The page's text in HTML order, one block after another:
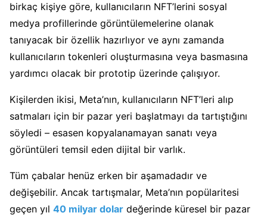
birkaç kişiye göre, kullanıcıların NFT’lerini sosyal
medya profillerinde görüntülemelerine olanak
tanıyacak bir özellik hazırlıyor ve aynı zamanda
kullanıcıların tokenleri oluşturmasına veya basmasına
yardımcı olacak bir prototip üzerinde çalışıyor.
Kişilerden ikisi, Meta’nın, kullanıcıların NFT’leri alıp
satmaları için bir pazar yeri başlatmayı da tartıştığını
söyledi – esasen kopyalanamayan sanatı veya
görüntüleri temsil eden dijital bir varlık.
Tüm çabalar henüz erken bir aşamadadır ve
değişebilir. Ancak tartışmalar, Meta’nın popülaritesi
geçen yıl 40 milyar dolar değerinde küresel bir pazar